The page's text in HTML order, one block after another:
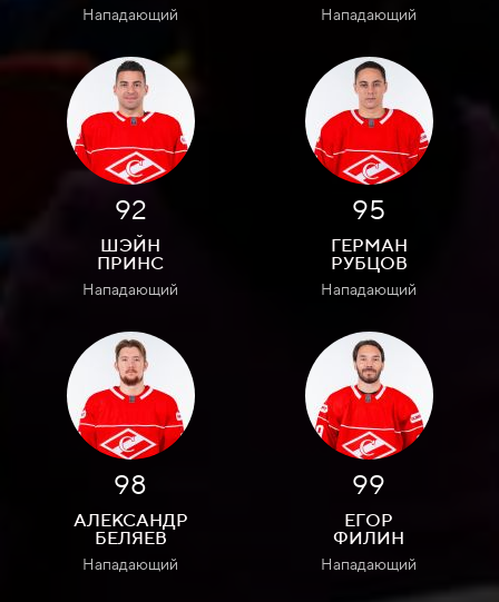
Нападающий Нападающий
92
ШЭЙН
ПРИНС
Нападающий
95
ГЕРМАН
РУБЦОВ
Нападающий
98
АЛЕКСАНДР
БЕЛЯЕВ
Нападающий
99
ЕГОР
ФИЛИН
Нападающий